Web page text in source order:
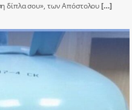
δίπλα σου», των Απόστολου[…]